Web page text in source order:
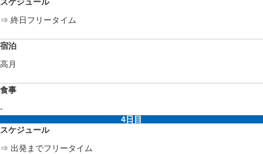
⇒ 終日フリータイム
宿泊
高月
食事
-
4日目
スケジュール
⇒ 出発までフリータイム